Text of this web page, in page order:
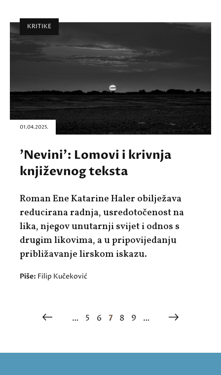
KRITIKE
01.04.2025.
'Nevini': Lomovi i krivnja
književnog teksta
Roman Ene Katarine Haler obilježava
reducirana radnja, usredotočenost na
lika, njegov unutarnji svijet i odnos s
drugim likovima, a u pripovijedanju
približavanje lirskom iskazu.
Piše: Filip Kučeković
… 5 6 7 8 9 …